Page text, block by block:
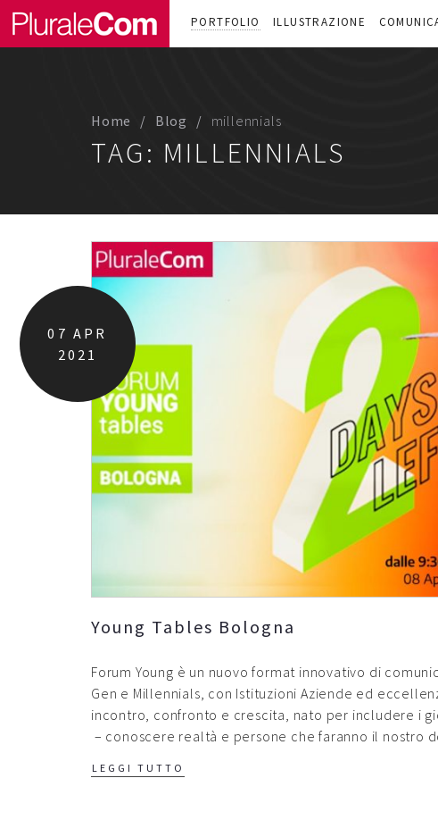
PORTFOLIO ILLUSTRAZIONE
Home Blog millennials
TAG: MILLENNIALS
07 APR
2021
Young Tables Bologna
Forum Young è un nuovo format innovativo di
Gen e Millennials, con Istituzioni Aziende ed
incontro, confronto e crescita, nato per includere i
– conoscere realtà e persone che faranno il nostro
LEGGI TUTTO